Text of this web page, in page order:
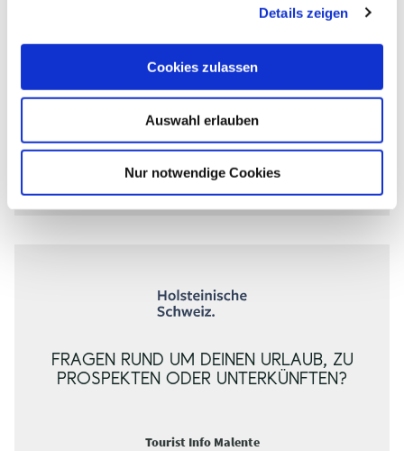
Details zeigen
Cookies zulassen
Auswahl erlauben
Nur notwendige Cookies
09.08.2026 23.08.2026
A
n
e
i
e
A
b
e
i
e
Übernachten
FRAGEN RUND UM DEINEN URLAUB, ZU
PROSPEKTEN ODER UNTERKÜNFTEN?
Tourist Info Malente